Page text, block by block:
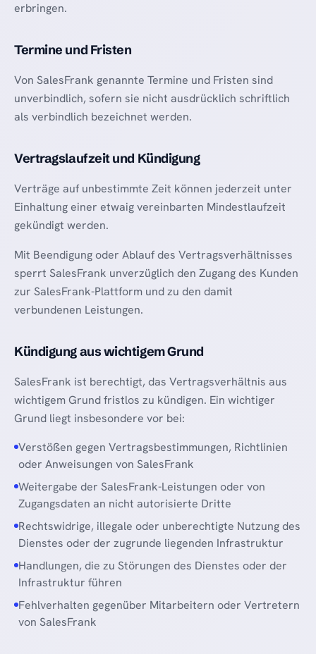
erbringen.
Termine und Fristen
Von SalesFrank genannte Termine und Fristen sind
unverbindlich, sofern sie nicht ausdrücklich schriftlich
als verbindlich bezeichnet werden.
Vertragslaufzeit und Kündigung
Verträge auf unbestimmte Zeit können jederzeit unter
Einhaltung einer etwaig vereinbarten Mindestlaufzeit
gekündigt werden.
Mit Beendigung oder Ablauf des Vertragsverhältnisses
sperrt SalesFrank unverzüglich den Zugang des Kunden
zur SalesFrank-Plattform und zu den damit
verbundenen Leistungen.
Kündigung aus wichtigem Grund
SalesFrank ist berechtigt, das Vertragsverhältnis aus
wichtigem Grund fristlos zu kündigen. Ein wichtiger
Grund liegt insbesondere vor bei:
Verstößen gegen Vertragsbestimmungen, Richtlinien
oder Anweisungen von SalesFrank
Weitergabe der SalesFrank-Leistungen oder von
Zugangsdaten an nicht autorisierte Dritte
Rechtswidrige, illegale oder unberechtigte Nutzung des
Dienstes oder der zugrunde liegenden Infrastruktur
Handlungen, die zu Störungen des Dienstes oder der
Infrastruktur führen
Fehlverhalten gegenüber Mitarbeitern oder Vertretern
von SalesFrank